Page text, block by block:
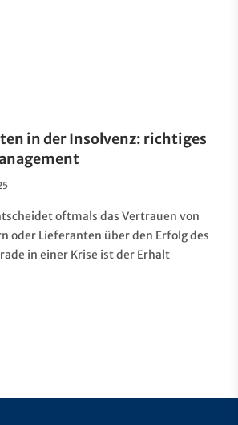
in der Insolvenz: richtiges
oftmals das Vertrauen von
oder Lieferanten über den Erfolg des
in einer Krise ist der Erhalt